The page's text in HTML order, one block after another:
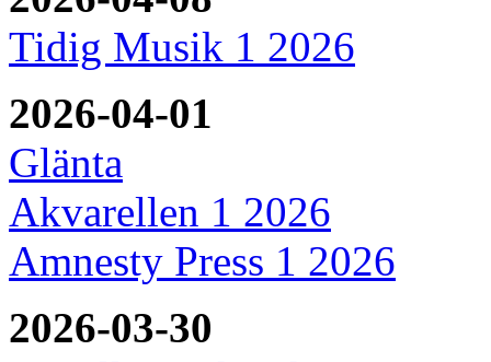
Tidig Musik 1 2026
2026-04-01
Glänta
Akvarellen 1 2026
Amnesty Press 1 2026
2026-03-30